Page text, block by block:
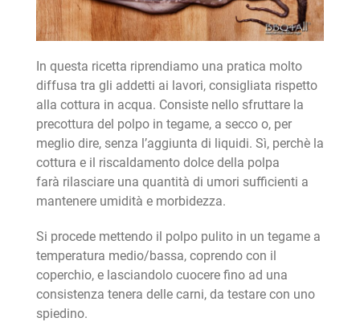
In questa ricetta riprendiamo una pratica molto
diffusa tra gli addetti ai lavori, consigliata rispetto
alla cottura in acqua. Consiste nello sfruttare la
precottura del polpo in tegame, a secco o, per
meglio dire, senza l’aggiunta di liquidi. Sì, perchè la
cottura e il riscaldamento dolce della polpa
farà rilasciare una quantità di umori sufficienti a
mantenere umidità e morbidezza.
Si procede mettendo il polpo pulito in un tegame a
temperatura medio/bassa, coprendo con il
coperchio, e lasciandolo cuocere fino ad una
consistenza tenera delle carni, da testare con uno
spiedino.